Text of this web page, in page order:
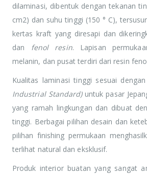
dilaminasi, dibentuk dengan tekanan
cm2) dan suhu tinggi (150 ° C),
kertas kraft yang diresapi dan
dan fenol resin. Lapisan
melanin, dan pusat terdiri dari resin
Kualitas laminasi tinggi sesuai
Industrial Standard)untuk pasar
yang ramah lingkungan dan dibuat
tinggi. Berbagai pilihan desain dan
pilihan finishing permukaan
terlihat natural dan eksklusif.
Produk interior buatan yang sangat